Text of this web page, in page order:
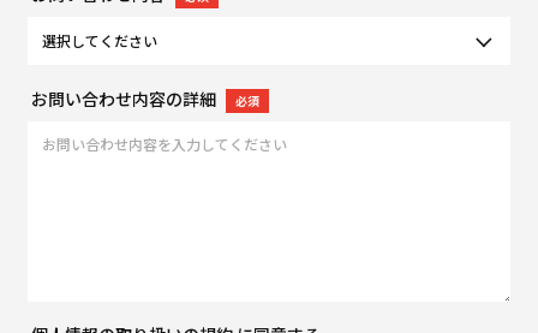
お問い合わせ内容の詳細 必須